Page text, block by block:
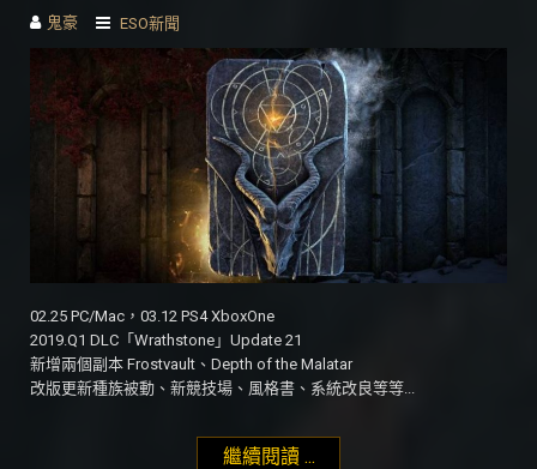
鬼豪 ESO新聞
02.25 PC/Mac，03.12 PS4 XboxOne
2019.Q1 DLC「Wrathstone」Update 21
新增兩個副本 Frostvault、Depth of the Malatar
改版更新種族被動、新競技場、風格書、系統改良等等...
繼續閱讀 ...